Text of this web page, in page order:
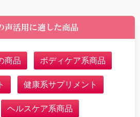
声活用に適した商品
商品 ボディケア系商品
健康系サプリメント
ヘルスケア系商品